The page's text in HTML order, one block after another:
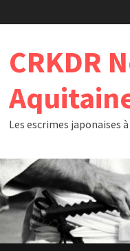
au
CRKDR
Les escrimes japonaises